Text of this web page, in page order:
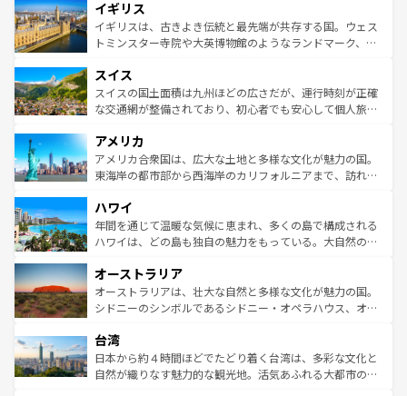
いる。シャンパンの発祥地であるランス、プロヴァンスの
香り高いラベンダー畑など、多彩な楽しみ方が可能だ。さ
らに、パリ以外の地域にも魅力が溢れており、どの街角に
れる地方に足を運ぶとそれぞれで全く異なる文化を体験で
きるだろう。 なお、新着のフランス情報はコンテンツ一覧
を参照してほしい。
顔を持つこの国は、どこを歩いても飽きることがない。ベ
ルリンの文化的活気、バイエルン州のアルプスの絶景、そ
してライン川沿いのワイン畑といった風景は必見。ビール
は、お酒好きな人にはぜひ体験してほしい。 なお、新着の
ドイツ情報はコンテンツ一覧を参照してほしい。
イギリス
イギリスは、古きよき伝統と最先端が共存する国。ウェス
トミンスター寺院や大英博物館のようなランドマーク、歴
リアごとに異なる魅力がある。また、優雅なアフタヌーン
ティー、ビール好きにはたまらない英国パブ、サッカー観
戦など、本場だからこそできる体験も豊富。イギリスを旅
ンツ一覧を参照してほしい。
スイス
スイスの国土面積は九州ほどの広さだが、運行時刻が正確
な交通網が整備されており、初心者でも安心して個人旅行
の建物がそのまま残る町や、スイスならではのユニークな
博物館もあり、アルプス観光だけでなく町歩きも満喫する
ことができる。国民の所得が高いため物価も高いが、旅行
ば市内交通費無料で観光を楽しむこともできる。 なお、新
着のスイス情報はコンテンツ一覧 を参照してほしい。
アメリカ
アメリカ合衆国は、広大な土地と多様な文化が魅力の国。
東海岸の都市部から西海岸のカリフォルニアまで、訪れる
のような巨大都市は、観光、ショッピング、エンターテイ
ンメントが詰まった刺激的なスポットだ。一方、アメリカ
西部には大自然が広がり、グランドキャニオンやイエロー
部のニューオーリンズでは、音楽と美食が融合した独特の
文化が魅力。旅行者はアメリカの各地域で異なる魅力を楽
しみながら、その多様性と豊かな歴史を感じることができ
ならではの贅沢な旅のスタイルだ。 なお、新着のアメリカ
情報はコンテンツ一覧を参照してほしい。
ハワイ
年間を通じて温暖な気候に恵まれ、多くの島で構成される
ハワイは、どの島も独自の魅力をもっている。大自然の神
ワイ島は見逃せない。また、定番の観光地といえばオアフ
島だが、静かな自然を求めるならマウイ島やカウアイ島が
おすすめ。エメラルドグリーンに輝く海をはじめ、豊かな
れるおもてなしの心で訪れる人々を迎えてくれるハワイの
人々、おいしいローカルフードやハワイアンミュージッ
ク、伝統的なフラダンスなど、すべてがハワイの魅力を彩
オーストラリア
オーストラリアは、壮大な自然と多様な文化が魅力の国。
シドニーのシンボルであるシドニー・オペラハウス、オー
リアリーフや大陸中央部にそびえるウルル（エアーズロッ
ク）、タスマニアの美しい原生林やケアンズの熱帯雨林な
ど、見どころがたくさん。また、カフェやワイン、オージ
台湾
日本から約４時間ほどでたどり着く台湾は、多彩な文化と
自然が織りなす魅力的な観光地。活気あふれる大都市の台